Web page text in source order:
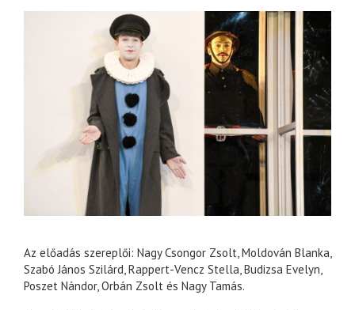
Az előadás szereplői: Nagy Csongor Zsolt, Moldován Blanka,
Szabó János Szilárd, Rappert-Vencz Stella, Budizsa Evelyn,
Poszet Nándor, Orbán Zsolt és Nagy Tamás.